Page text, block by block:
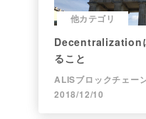
他カテゴリ
Decentralization
ること
2018/12/10